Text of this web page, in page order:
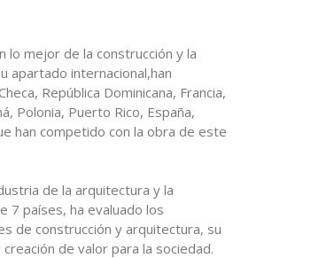
mejor de la construcción y la
apartado internacional,han
República Dominicana, Francia,
Polonia, Puerto Rico, España,
han competido con la obra de este
de la arquitectura y la
7 países, ha evaluado los
de construcción y arquitectura, su
de valor para la sociedad.